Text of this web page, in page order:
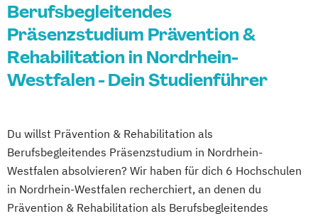
Berufsbegleitendes
Präsenzstudium Prävention &
Rehabilitation in Nordrhein-
Westfalen - Dein Studienführer
Du willst Prävention & Rehabilitation als
Berufsbegleitendes Präsenzstudium in Nordrhein-
Westfalen absolvieren? Wir haben für dich 6 Hochschulen
in Nordrhein-Westfalen recherchiert, an denen du
Prävention & Rehabilitation als Berufsbegleitendes